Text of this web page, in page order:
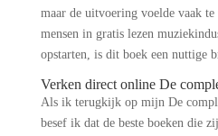
maar de uitvoering voelde vaak te
mensen in gratis lezen
opstarten, is dit boek een nuttige
Verken direct online De
Als ik terugkijk op mijn De
besef ik dat de beste boeken die